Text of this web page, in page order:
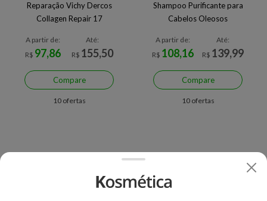
Reparação Vichy Dercos
Collagen Repair 17
A partir de:
R$ 97,86
Até:
R$ 155,50
Compare
10 ofertas
Shampoo Purificante para
Cabelos Oleosos
A partir de:
R$ 108,16
Até:
R$ 139,99
Compare
10 ofertas